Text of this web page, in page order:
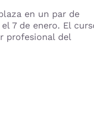
en un par de
7 de enero. El
profesional del